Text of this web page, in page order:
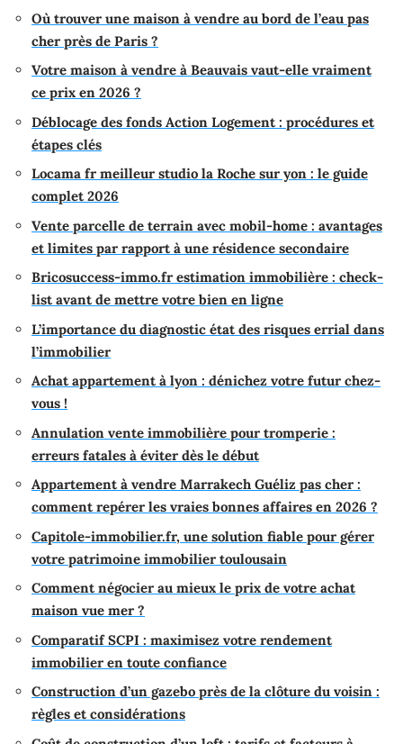
Où trouver une maison à vendre au bord de l’eau pas
cher près de Paris ?
Votre maison à vendre à Beauvais vaut-elle vraiment
ce prix en 2026 ?
Déblocage des fonds Action Logement : procédures et
étapes clés
Locama fr meilleur studio la Roche sur yon : le guide
complet 2026
Vente parcelle de terrain avec mobil-home : avantages
et limites par rapport à une résidence secondaire
Bricosuccess-immo.fr estimation immobilière : check-
list avant de mettre votre bien en ligne
L’importance du diagnostic état des risques errial dans
l’immobilier
Achat appartement à lyon : dénichez votre futur chez-
vous !
Annulation vente immobilière pour tromperie :
erreurs fatales à éviter dès le début
Appartement à vendre Marrakech Guéliz pas cher :
comment repérer les vraies bonnes affaires en 2026 ?
Capitole-immobilier.fr, une solution fiable pour gérer
votre patrimoine immobilier toulousain
Comment négocier au mieux le prix de votre achat
maison vue mer ?
Comparatif SCPI : maximisez votre rendement
immobilier en toute confiance
Construction d’un gazebo près de la clôture du voisin :
règles et considérations